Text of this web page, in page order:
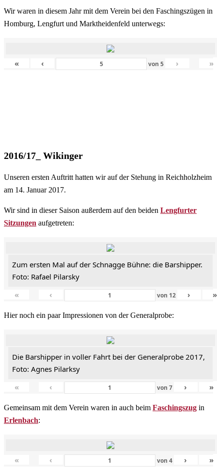
Wir waren in diesem Jahr mit dem Verein bei den Faschingszügen in
Homburg, Lengfurt und Marktheidenfeld unterwegs:
« ‹ von5 › »
2016/17_ Wikinger
Unseren ersten Auftritt hatten wir auf der Stehung in Reichholzheim
am 14. Januar 2017.
Wir sind in dieser Saison außerdem auf den beiden Lengfurter
Sitzungen aufgetreten:
Zum ersten Mal auf der Schnagge Bühne: die Barshipper.
Foto: Rafael Pilarsky
«
‹ von 12 › »
Hier noch ein paar Impressionen von der Generalprobe:
Die Barshipper in voller Fahrt bei der Generalprobe 2017,
Foto: Agnes Pilarksy
«
‹ von 7 › »
Gemeinsam mit dem Verein waren in auch beim Faschingszug in
Erlenbach:
« ‹ von 4 › »